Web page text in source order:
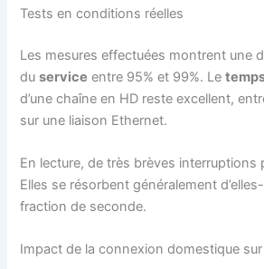
Tests en conditions réelles
Les mesures effectuées montrent une
duservice entre 95% et 99%. Le
d’une chaîne en HD reste excellent,
sur une liaison Ethernet.
En lecture, de très brèves interruptions
Elles se résorbent généralement
fraction de seconde.
Impact de la connexion domestique